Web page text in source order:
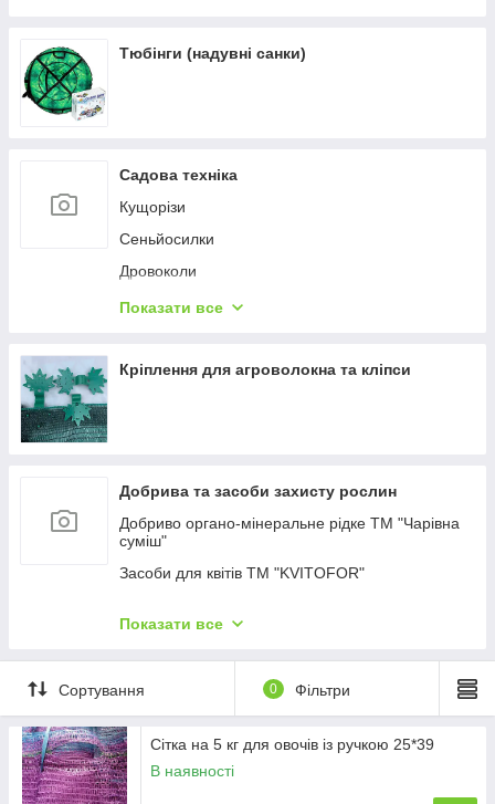
Тюбінги (надувні санки)
Садова техніка
Кущорізи
Сеньйосилки
Дровоколи
Насоси
Садові подрібнювачі
Приладдя до садової техніки
Акумуляторні тачки
Подрібнювачі пнів
Садовий інвентар
Аератори для газону
Мойки
Мотоблоки та мотокультиватори
Показати все
Кріплення для агроволокна та кліпси
Добрива та засоби захисту рослин
Добриво органо-мінеральне рідке ТМ "Чарівна
суміш"
Засоби для квітів ТМ "KVITOFOR"
Добриво мінеральне рідке ТМ "Stimul NPK"
Показати все
Сортування 0 Фільтри
Сітка на 5 кг для овочів із ручкою 25*39
В наявності